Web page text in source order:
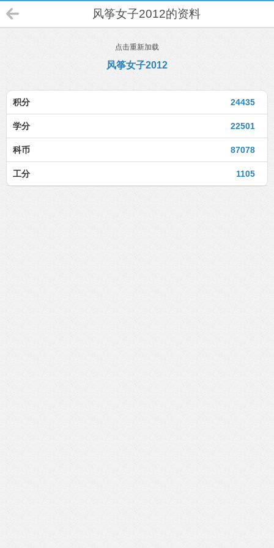
风筝女子2012的资料
点击重新加载
风筝女子2012
24435
积分
22501
学分
87078
科币
1105
工分